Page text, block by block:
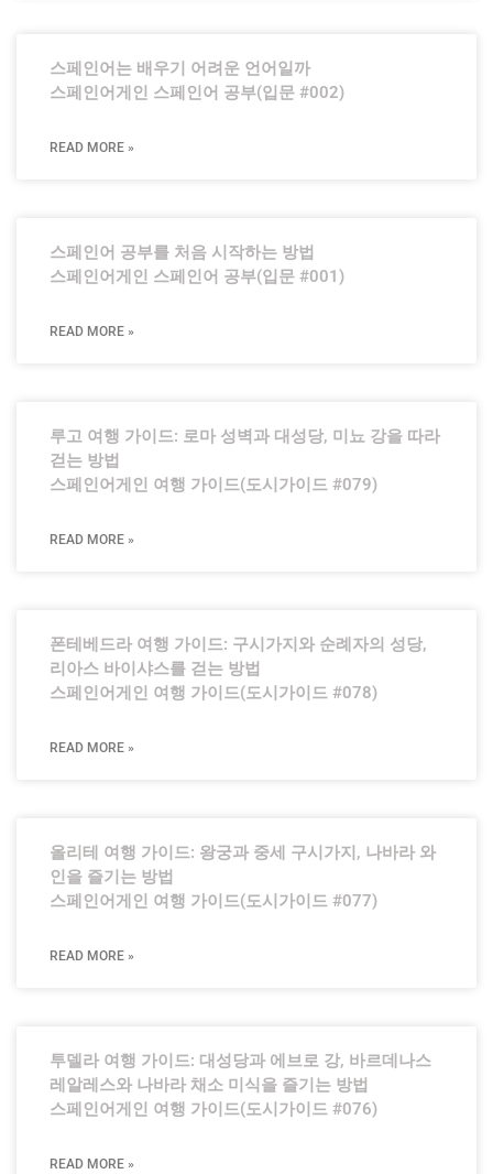
스페인어는 배우기 어려운 언어일까
스페인어게인 스페인어 공부(입문 #002)
READ MORE »
스페인어 공부를 처음 시작하는 방법
스페인어게인 스페인어 공부(입문 #001)
READ MORE »
루고 여행 가이드: 로마 성벽과 대성당, 미뇨 강을 따라
걷는 방법
스페인어게인 여행 가이드(도시가이드 #079)
READ MORE »
폰테베드라 여행 가이드: 구시가지와 순례자의 성당,
리아스 바이샤스를 걷는 방법
스페인어게인 여행 가이드(도시가이드 #078)
READ MORE »
올리테 여행 가이드: 왕궁과 중세 구시가지, 나바라 와
인을 즐기는 방법
스페인어게인 여행 가이드(도시가이드 #077)
READ MORE »
투델라 여행 가이드: 대성당과 에브로 강, 바르데나스
레알레스와 나바라 채소 미식을 즐기는 방법
스페인어게인 여행 가이드(도시가이드 #076)
READ MORE »